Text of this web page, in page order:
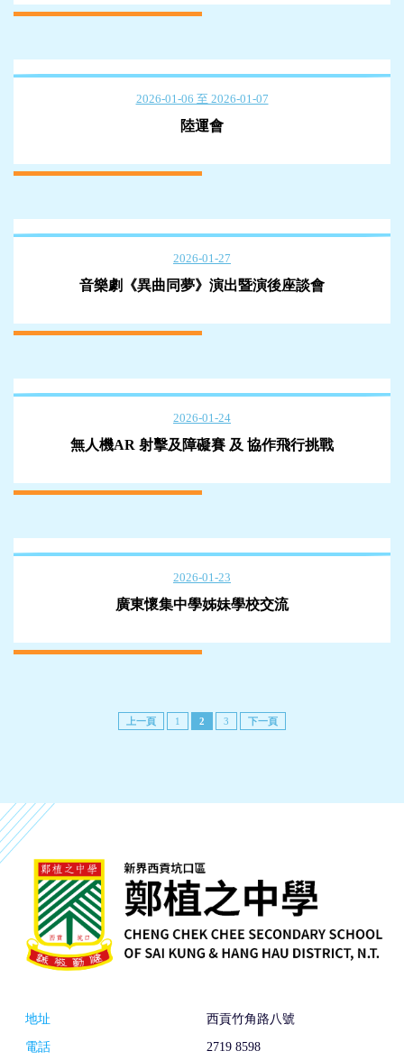
2026-01-06 至 2026-01-07
陸運會
2026-01-27
音樂劇《異曲同夢》演出暨演後座談會
2026-01-24
無人機AR 射擊及障礙賽 及 協作飛行挑戰
2026-01-23
廣東懷集中學姊妹學校交流
上一頁 1 2 3 下一頁
地址
西貢竹角路八號
電話
2719 8598